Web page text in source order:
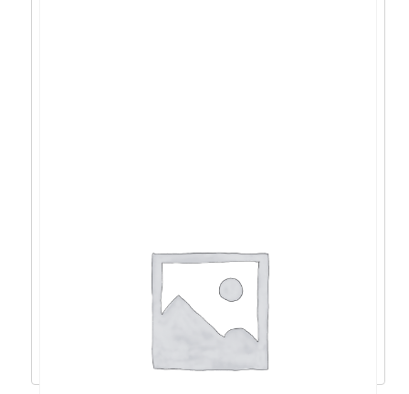
1255U/16GB/512GB/15,6″FHD/DOS –
NX.K6SEX.01P
723,94€ 651,54 €
Dodaj u košaricu